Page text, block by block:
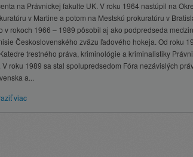
na Právnickej fakulte UK. V roku 1964 nastúpil na
v Martine a potom na Mestskú prokuratúru v
v rokoch 1966 – 1989 pôsobil aj ako podpredseda
Československého zväzu ľadového hokeja. Od roku
trestného práva, kriminológie a kriminalistiky
V roku 1989 sa stal spolupredsedom Fóra nezávislých
a...
viac